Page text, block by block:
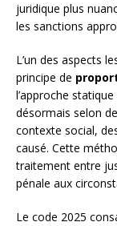
juridique plus
les sanctions
L’un des aspects
principe de
l’approche
désormais selon
contexte social,
causé. Cette
traitement entre
pénale aux
Le code 2025